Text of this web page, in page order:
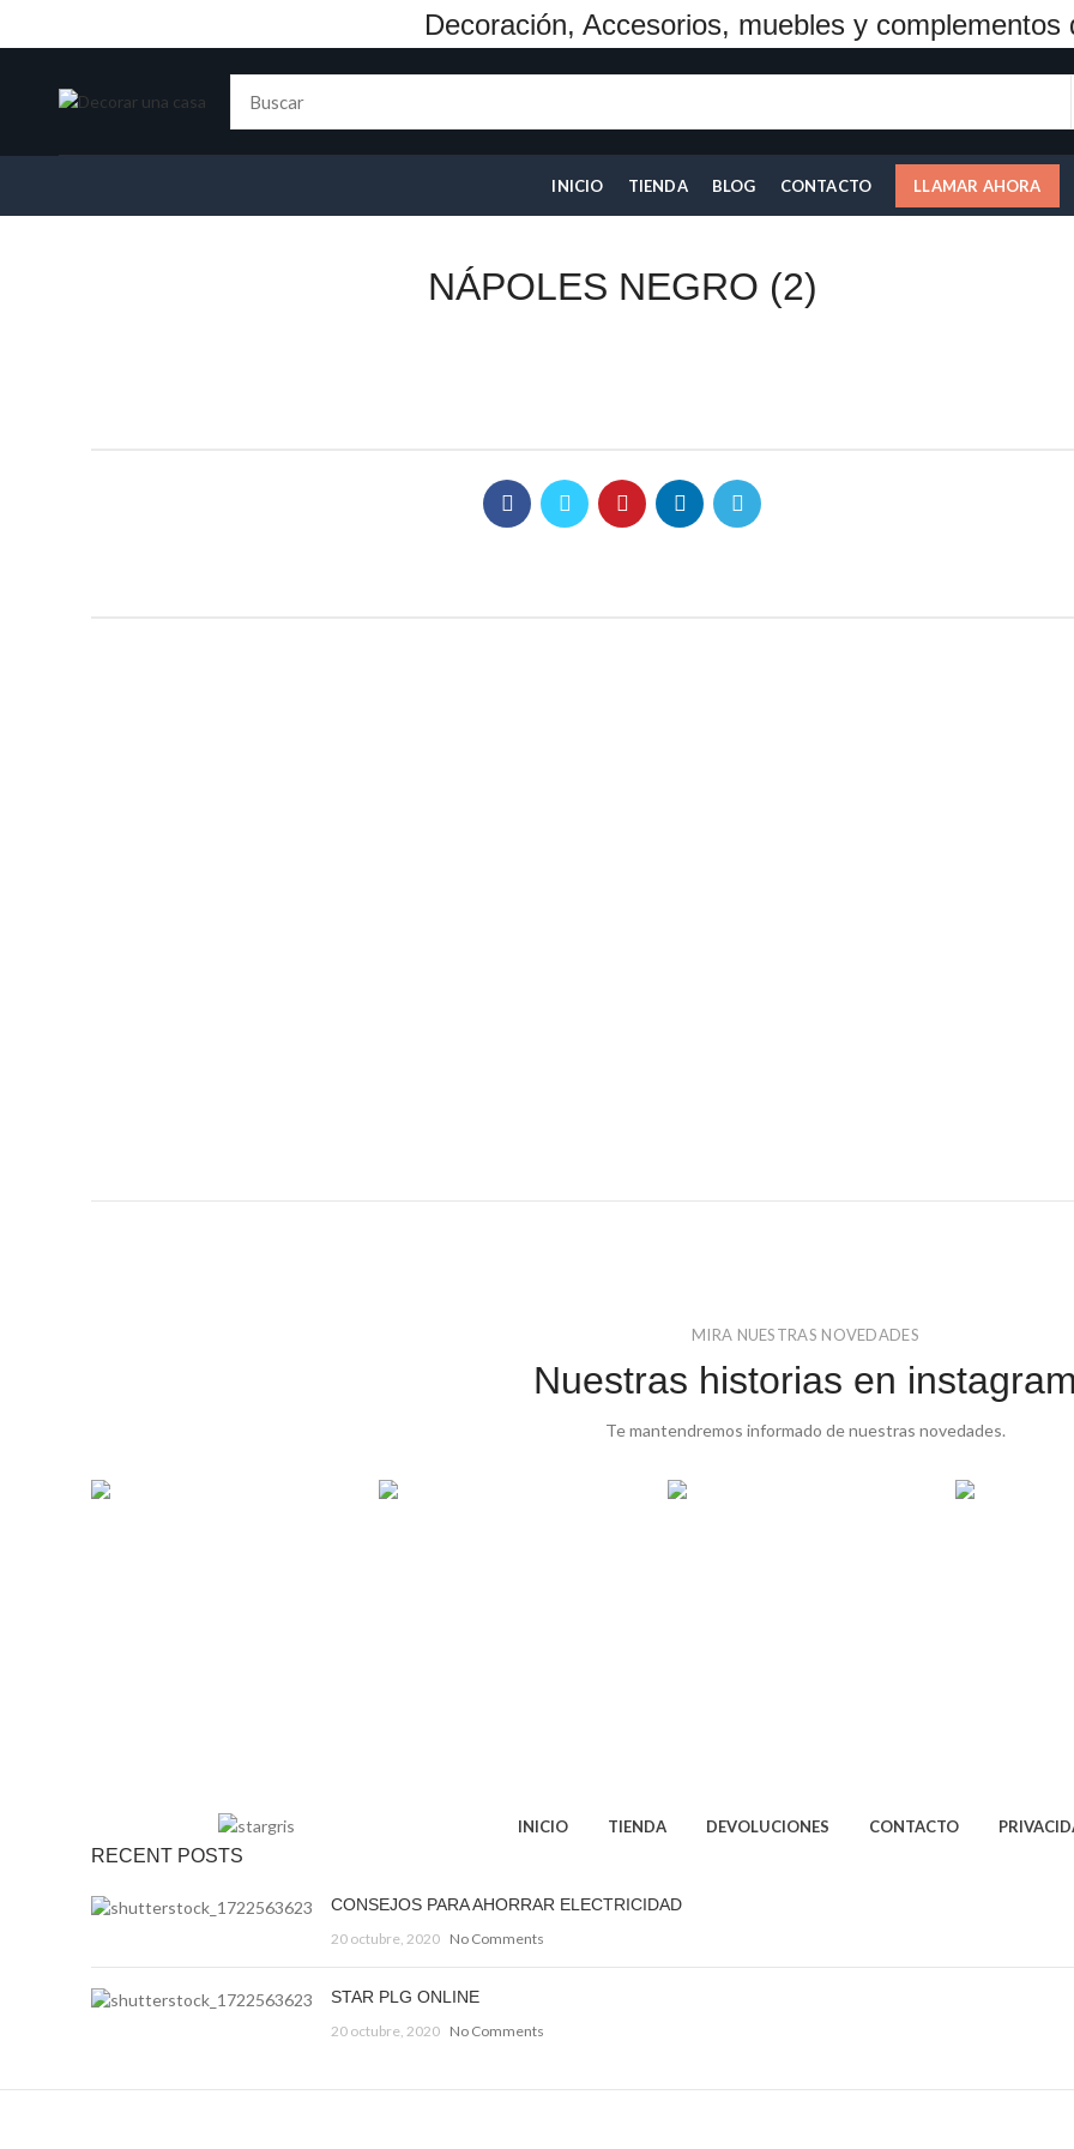
Decoración, Accesorios, muebles y complementos
INICIO TIENDA BLOG CONTACTO LLAMAR AHORA
NÁPOLES NEGRO (2)
MIRA NUESTRAS NOVEDADES
Nuestras historias en
Te mantendremos informado de nuestras novedades.
INICIO TIENDA DEVOLUCIONES CONTACTO
RECENT POSTS
CONSEJOS PARA AHORRAR ELECTRICIDAD
20 octubre, 2020 No Comments
STAR PLG ONLINE
20 octubre, 2020 No Comments